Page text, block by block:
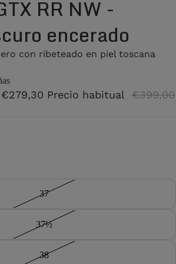
RR NW -
encerado
con ribeteado en piel toscana
€279,30 Precio habitual
€399,00
37
37½
38